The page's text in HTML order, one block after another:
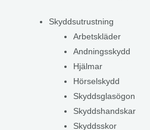
Skyddsutrustning
Arbetskläder
Andningsskydd
Hjälmar
Hörselskydd
Skyddsglasögon
Skyddshandskar
Skyddsskor